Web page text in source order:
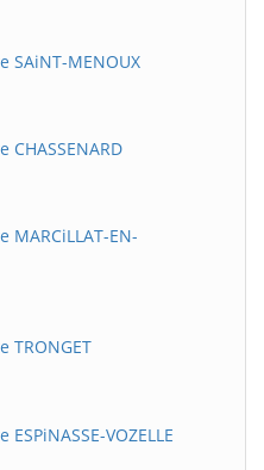
MENOUX
EN-
TRONGET
VOZELLE